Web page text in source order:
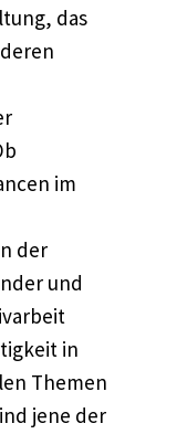
das
im
der
und
in
Themen
jene der